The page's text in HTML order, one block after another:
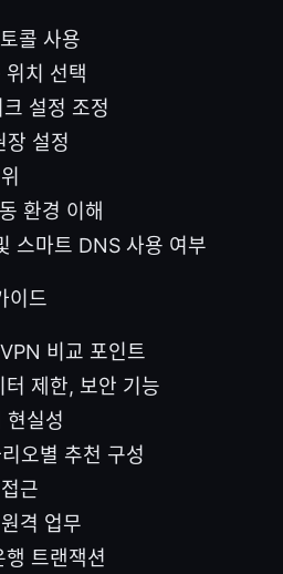
콜 사용
치 선택
설정 조정
장 설정
환경 이해
스마트 DNS 사용 여부
이드
비교 포인트
제한, 보안 기능
현실성
오별 추천 구성
근
격 업무
트랜잭션